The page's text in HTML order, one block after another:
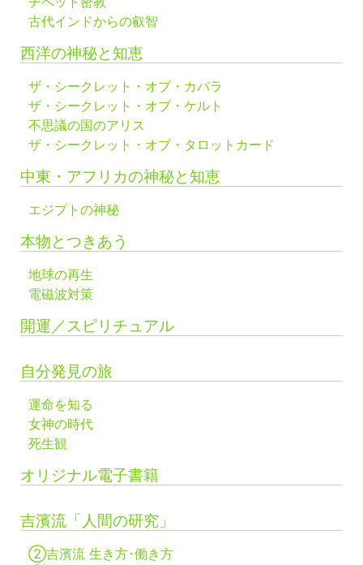
古代インドからの叡智
西洋の神秘と知恵
ザ・シークレット・オブ・カバラ
ザ・シークレット・オブ・ケルト
不思議の国のアリス
ザ・シークレット・オブ・タロットカード
中東・アフリカの神秘と知恵
エジプトの神秘
本物とつきあう
地球の再生
電磁波対策
開運／スピリチュアル
自分発見の旅
運命を知る
女神の時代
死生観
オリジナル電子書籍
吉濱流「人間の研究」
②吉濱流 生き方･働き方